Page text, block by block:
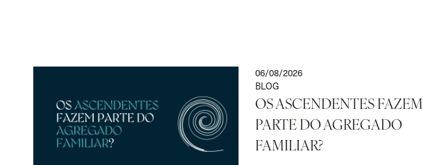
06/08/2026
BLOG
OS ASCENDENTES FAZEM
PARTE DO AGREGADO
FAMILIAR?